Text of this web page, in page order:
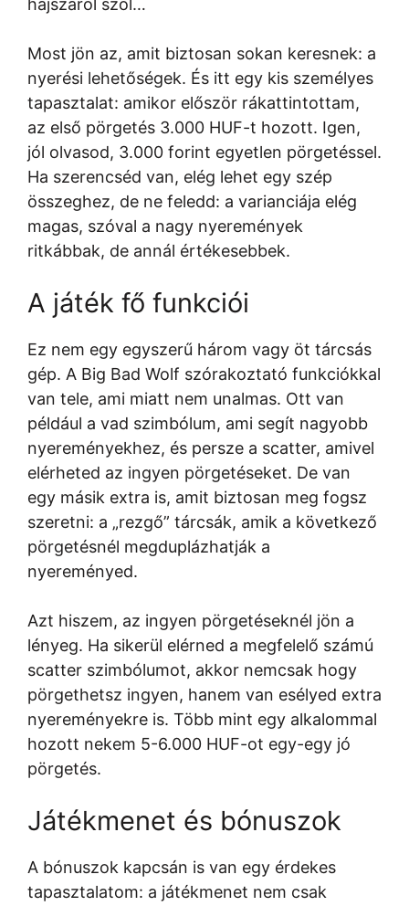
hajszáról szól…
Most jön az, amit biztosan sokan keresnek: a
nyerési lehetőségek. És itt egy kis személyes
tapasztalat: amikor először rákattintottam,
az első pörgetés 3.000 HUF-t hozott. Igen,
jól olvasod, 3.000 forint egyetlen pörgetéssel.
Ha szerencséd van, elég lehet egy szép
összeghez, de ne feledd: a varianciája elég
magas, szóval a nagy nyeremények
ritkábbak, de annál értékesebbek.
A játék fő funkciói
Ez nem egy egyszerű három vagy öt tárcsás
gép. A Big Bad Wolf szórakoztató funkciókkal
van tele, ami miatt nem unalmas. Ott van
például a vad szimbólum, ami segít nagyobb
nyereményekhez, és persze a scatter, amivel
elérheted az ingyen pörgetéseket. De van
egy másik extra is, amit biztosan meg fogsz
szeretni: a „rezgő” tárcsák, amik a következő
pörgetésnél megduplázhatják a
nyereményed.
Azt hiszem, az ingyen pörgetéseknél jön a
lényeg. Ha sikerül elérned a megfelelő számú
scatter szimbólumot, akkor nemcsak hogy
pörgethetsz ingyen, hanem van esélyed extra
nyereményekre is. Több mint egy alkalommal
hozott nekem 5-6.000 HUF-ot egy-egy jó
pörgetés.
Játékmenet és bónuszok
A bónuszok kapcsán is van egy érdekes
tapasztalatom: a játékmenet nem csak